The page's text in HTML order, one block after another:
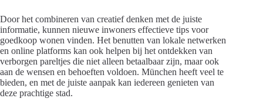
Door het combineren van creatief denken met de juiste
informatie, kunnen nieuwe inwoners effectieve tips voor
goedkoop wonen vinden. Het benutten van lokale netwerken
en online platforms kan ook helpen bij het ontdekken van
verborgen pareltjes die niet alleen betaalbaar zijn, maar ook
aan de wensen en behoeften voldoen. München heeft veel te
bieden, en met de juiste aanpak kan iedereen genieten van
deze prachtige stad.